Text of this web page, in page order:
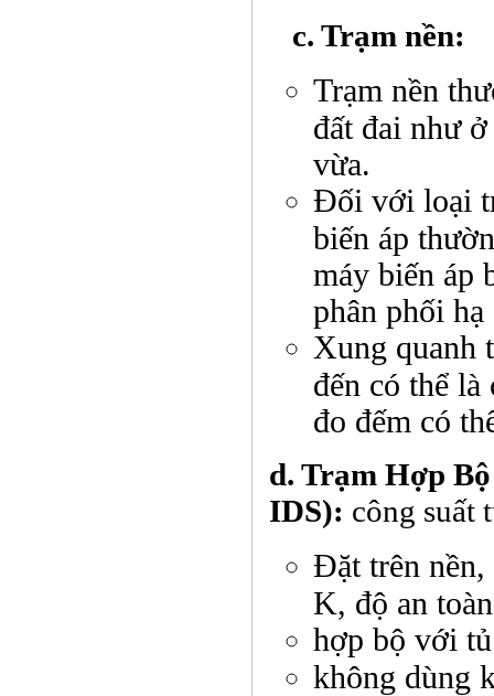
c. Trạm nền:
Trạm nền
đất đai như
vừa.
Đối với loại
biến áp
máy biến áp
phân phối
Xung quanh
đến có thể
đo đếm có
d. Trạm Hợp
IDS): công suất
Đặt trên nền,
K, độ an
hợp bộ với
không dùng